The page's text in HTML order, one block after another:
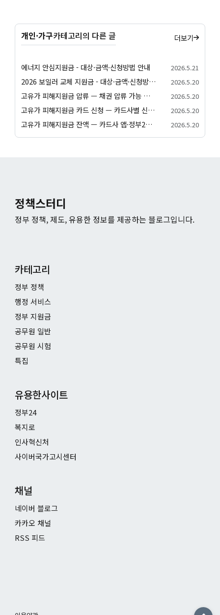
개인·가구카테고리의 다른 글 더보기
에너지 안심지원금 - 대상·금액·신청방법 안내 2026.5.21
2026 보일러 교체 지원금 - 대상·금액·신청방법 안내 2026.5.20
고유가 피해지원금 압류 — 채권 압류 가능 여부와 보호 절차 안내 2026.5.20
고유가 피해지원금 카드 신청 — 카드사별 신청 방법과 발급 절차 안내 2026.5.20
고유가 피해지원금 잔액 — 카드사 앱·정부24·앱별 잔액 조회 방법 2026.5.20
정책스터디
정부 정책, 제도, 유용한 정보를 제공하는 블로그입니다.
카테고리
정부 정책
행정 서비스
정부 지원금
공무원 일반
공무원 시험
특집
유용한사이트
정부24
복지로
인사혁신처
사이버국가고시센터
채널
네이버 블로그
카카오 채널
RSS 피드